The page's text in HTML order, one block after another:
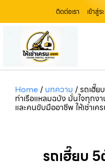
ติดต่อเรา เข้าสู่ร
Home/ บทความ /รถเฮี๊ย
ท่าเรือแหลมฉบัง มั่นใจทุกง
และคนขับมืออาชีพ ให้เช่าเค
รถเฮี๊ยบ